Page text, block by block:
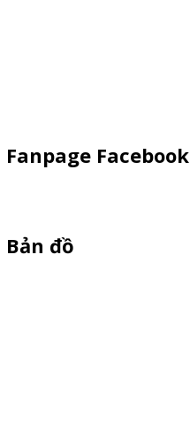
Fanpage Facebook
Bản đồ